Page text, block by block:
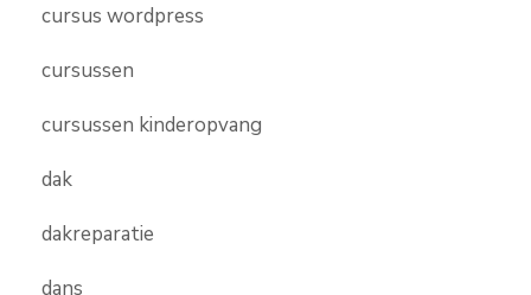
cursus wordpress
cursussen
cursussen kinderopvang
dak
dakreparatie
dans